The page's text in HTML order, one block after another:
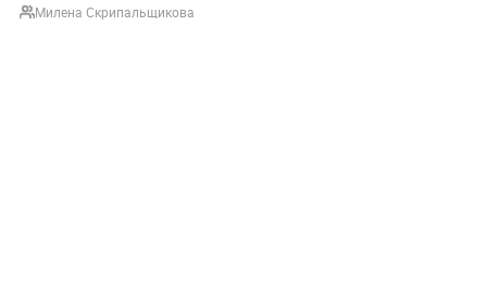
Милена Скрипальщикова